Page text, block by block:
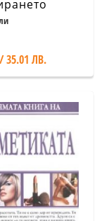
35.01 ЛВ.